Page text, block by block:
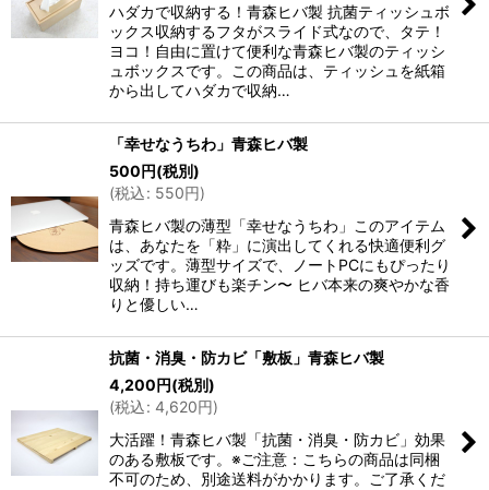
ハダカで収納する！青森ヒバ製 抗菌ティッシュボ
ックス収納するフタがスライド式なので、タテ！
ヨコ！自由に置けて便利な青森ヒバ製のティッシ
ュボックスです。この商品は、ティッシュを紙箱
から出してハダカで収納…
「幸せなうちわ」青森ヒバ製
500円(税別)
(税込: 550円)
青森ヒバ製の薄型「幸せなうちわ」このアイテム
は、あなたを「粋」に演出してくれる快適便利グ
ッズです。薄型サイズで、ノートPCにもぴったり
収納！持ち運びも楽チン〜 ヒバ本来の爽やかな香
りと優しい…
抗菌・消臭・防カビ「敷板」青森ヒバ製
4,200円(税別)
(税込: 4,620円)
大活躍！青森ヒバ製「抗菌・消臭・防カビ」効果
のある敷板です。※ご注意：こちらの商品は同梱
不可のため、別途送料がかかります。ご了承くだ